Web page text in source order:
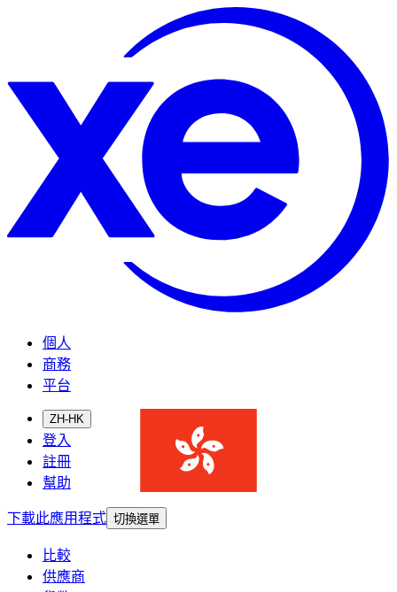
個人
商務
平台
ZH-HK
登入
註冊
幫助
下載此應用程式 切換選單
比較
供應商